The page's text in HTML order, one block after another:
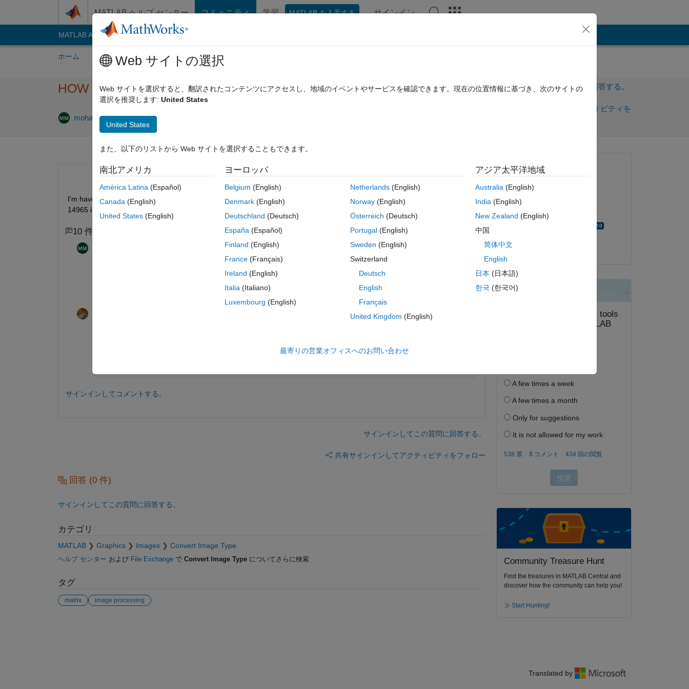
MATLAB ヘルプ センター コミュニティ 学習 MATLAB を入手する サインイン
MATLAB Answers File Exchange
ホーム 質問する 回答 閲覧 MATLAB に関する FAQ
HOW reshape 4D image array to 2D?
mohammed mahmoud
サインインしてこの質問に回答する。
サインインしてアクティビティを
0 投票
I'm having some trouble reshaping a 4D array to a 2D array. Currently the array is follows, (14965, 16, 32, 256). Where
14965 is number of images. I want to save every 2D array in image formate.
10 件のコメント 8 件の古いコメントを表示
MATLAB Online で開く
サインインしてコメントする。
サインインしてこの質問に回答する。
共有サインインしてアクティビティをフォロー
回答 (0 件)
サインインしてこの質問に回答する。
カテゴリ
MATLAB Graphics Images Convert Image Type
ヘルプ センター および File Exchangeで Convert Image Typeについてさらに検索
タグ
matrix image processing
質問済み:
2018 年 7 月 8 日
コメント済み:
2018 年 7 月 11 日
Community Treasure Hunt
Find the treasures in MATLAB Central and
discover how the community can help you!
Start Hunting!
Translated by
Web サイトの選択
Web サイトを選択すると、翻訳されたコンテンツにアクセスし、地域のイベントやサービスを確認できます。現在の位置情報に基づき、次のサイトの
選択を推奨します: United States
United States
また、以下のリストから Web サイトを選択することもできます。
南北アメリカ
América Latina (Español)
Canada (English)
United States (English)
ヨーロッパ
Belgium (English)
Denmark (English)
Deutschland (Deutsch)
España (Español)
Finland (English)
France (Français)
Ireland (English)
Italia (Italiano)
Luxembourg (English)
Netherlands(English)
Norway(English)
Österreich (Deutsch)
Portugal(English)
Sweden (English)
Switzerland
Deutsch
English
Français
United Kingdom (English)
アジア太平洋地域
Australia(English)
India(English)
New Zealand (English)
中国
简体中文
English
日本 (日本語)
한국 (한국어)
最寄りの営業オフィスへのお問い合わせ